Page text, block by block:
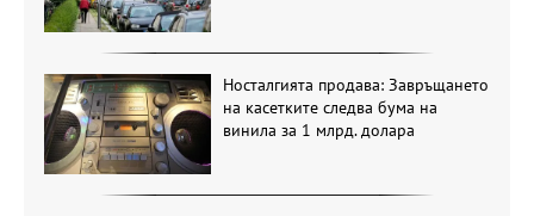
Носталгията продава: Завръщането
на касетките следва бума на
винила за 1 млрд. долара